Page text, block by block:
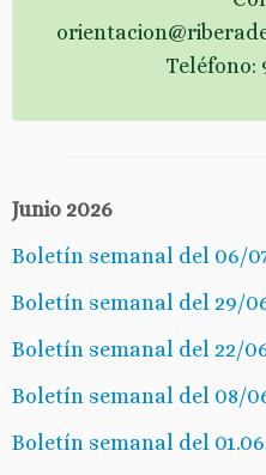
Teléfono:
Junio 2026
Boletín semanal del 06/
Boletín semanal del 29/
Boletín semanal del 22/
Boletín semanal del 08/
Boletín semanal del